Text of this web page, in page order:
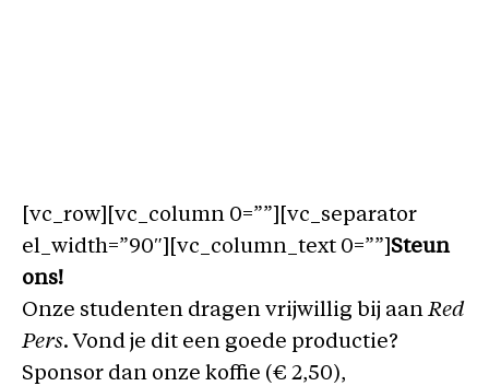
[vc_row][vc_column 0=””][vc_separator
el_width=”90″][vc_column_text 0=””] Steun
ons!
Onze studenten dragen vrijwillig bij aanRed
Pers. Vond je dit een goede productie?
Sponsor dan onze koffie (€ 2,50),